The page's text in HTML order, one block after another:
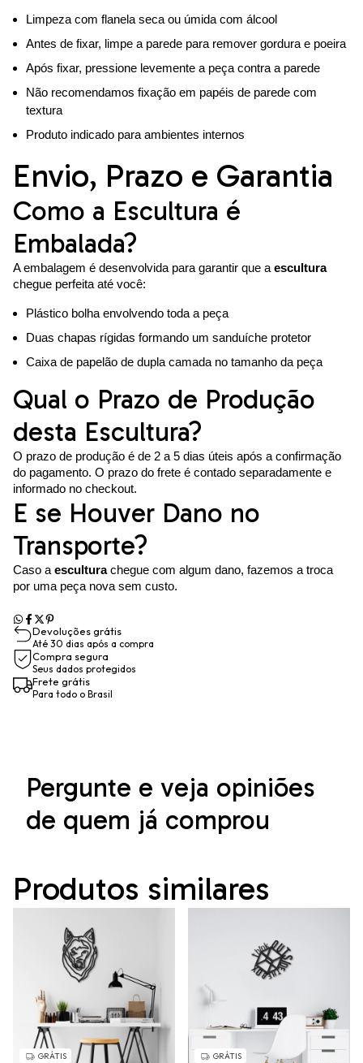
Limpeza com flanela seca ou úmida com álcool
Antes de fixar, limpe a parede para remover gordura e poeira
Após fixar, pressione levemente a peça contra a parede
Não recomendamos fixação em papéis de parede com
textura
Produto indicado para ambientes internos
Envio, Prazo e Garantia
Como a Escultura é
Embalada?
A embalagem é desenvolvida para garantir que a escultura
chegue perfeita até você:
Plástico bolha envolvendo toda a peça
Duas chapas rígidas formando um sanduíche protetor
Caixa de papelão de dupla camada no tamanho da peça
Qual o Prazo de Produção
desta Escultura?
O prazo de produção é de 2 a 5 dias úteis após a confirmação
do pagamento. O prazo do frete é contado separadamente e
informado no checkout.
E se Houver Dano no
Transporte?
Caso a esculturachegue com algum dano, fazemos a troca
por uma peça nova sem custo.
Devoluções grátis
Até 30 dias após a compra
Compra segura
Seus dados protegidos
Frete grátis
Para todo o Brasil
Pergunte e veja opiniões
de quem já comprou
Produtos similares
GRÁTIS GRÁTIS